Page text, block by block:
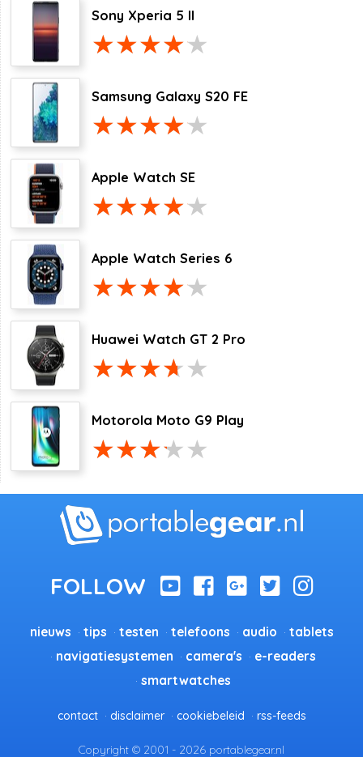
Sony Xperia 5 II
Samsung Galaxy S20 FE
Apple Watch SE
Apple Watch Series 6
Huawei Watch GT 2 Pro
Motorola Moto G9 Play
nieuws tips testen telefoons audio
tablets
navigatiesystemen
camera's
e-readers
smartwatches
contact disclaimer cookiebeleid rss-feeds
Copyright © 2001 - 2026 portablegear.nl